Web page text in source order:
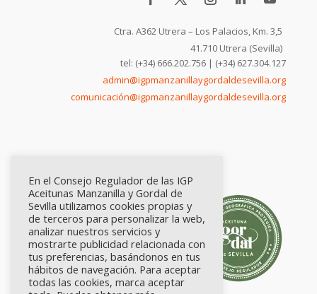
Ctra. A362 Utrera – Los Palacios, Km. 3,5
41.710 Utrera (Sevilla)
tel: (+34) 666.202.756 | (+34) 627.304.127
admin@igpmanzanillaygordaldesevilla.org
comunicación@igpmanzanillaygordaldesevilla.org
En el Consejo Regulador de las IGP
Aceitunas Manzanilla y Gordal de
Sevilla utilizamos cookies propias y
de terceros para personalizar la web,
analizar nuestros servicios y
mostrarte publicidad relacionada con
tus preferencias, basándonos en tus
hábitos de navegación. Para aceptar
todas las cookies, marca aceptar